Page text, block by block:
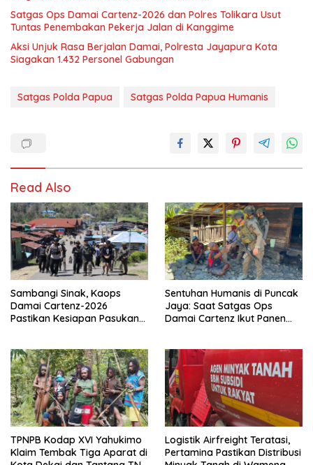
Satgas Ops Damai Cartenz-2026 dan Polres Tolikara Usut
Tuntas Penembakan Pekerja Jalan di Kanggime
Aksi Unjuk Rasa Berjalan Damai, Polresta Jayapura Kota
Siagakan 1.432 Personel Gabungan
Satgas Polda Papua Satgas Polda Papua Humanis
Read Also
Sambangi Sinak, Kaops
Damai Cartenz-2026
Pastikan Kesiapan Pasukan
Sentuhan Humanis di Puncak
Jaya: Saat Satgas Ops
Damai Cartenz Ikut Panen
TPNPB Kodap XVI Yahukimo
Klaim Tembak Tiga Aparat di
Logistik Airfreight Teratasi,
Pertamina Pastikan Distribusi